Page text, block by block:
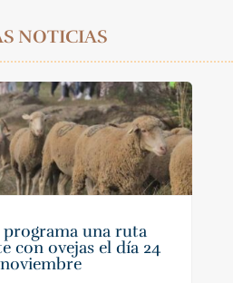
NOTICIAS
una ruta
con ovejas el día 24